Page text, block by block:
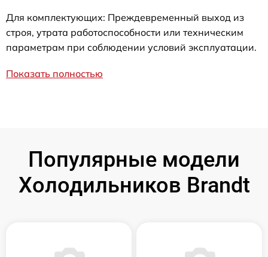
Для комплектующих: Преждевременный выход из
строя, утрата работоспособности или техническим
параметрам при соблюдении условий эксплуатации.
Показать полностью
Популярные модели
Холодильников Brandt